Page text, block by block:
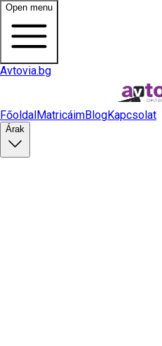
Open menu
Avtovia.bg
FőoldalMatricáimBlogKapcsolat
Árak